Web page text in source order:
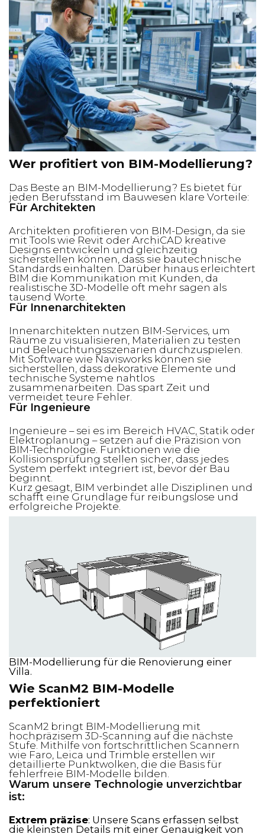
Wer profitiert von BIM-Modellierung?
Das Beste an BIM-Modellierung? Es bietet für
jeden Berufsstand im Bauwesen klare Vorteile:
Für Architekten
Architekten profitieren von BIM-Design, da sie
mit Tools wie Revit oder ArchiCAD kreative
Designs entwickeln und gleichzeitig
sicherstellen können, dass sie bautechnische
Standards einhalten. Darüber hinaus erleichtert
BIM die Kommunikation mit Kunden, da
realistische 3D-Modelle oft mehr sagen als
tausend Worte.
Für Innenarchitekten
Innenarchitekten nutzen BIM-Services, um
Räume zu visualisieren, Materialien zu testen
und Beleuchtungsszenarien durchzuspielen.
Mit Software wie Navisworks können sie
sicherstellen, dass dekorative Elemente und
technische Systeme nahtlos
zusammenarbeiten. Das spart Zeit und
vermeidet teure Fehler.
Für Ingenieure
Ingenieure – sei es im Bereich HVAC, Statik oder
Elektroplanung – setzen auf die Präzision von
BIM-Technologie. Funktionen wie die
Kollisionsprüfung stellen sicher, dass jedes
System perfekt integriert ist, bevor der Bau
beginnt.
Kurz gesagt, BIM verbindet alle Disziplinen und
schafft eine Grundlage für reibungslose und
erfolgreiche Projekte.
BIM-Modellierung für die Renovierung einer
Villa.
Wie ScanM2 BIM-Modelle
perfektioniert
ScanM2 bringt BIM-Modellierung mit
hochpräzisem 3D-Scanning auf die nächste
Stufe. Mithilfe von fortschrittlichen Scannern
wie Faro, Leica und Trimble erstellen wir
detaillierte Punktwolken, die die Basis für
fehlerfreie BIM-Modelle bilden.
Warum unsere Technologie unverzichtbar
ist:
Extrem präzise: Unsere Scans erfassen selbst
die kleinsten Details mit einer Genauigkeit von